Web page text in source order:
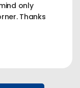
only
Thanks